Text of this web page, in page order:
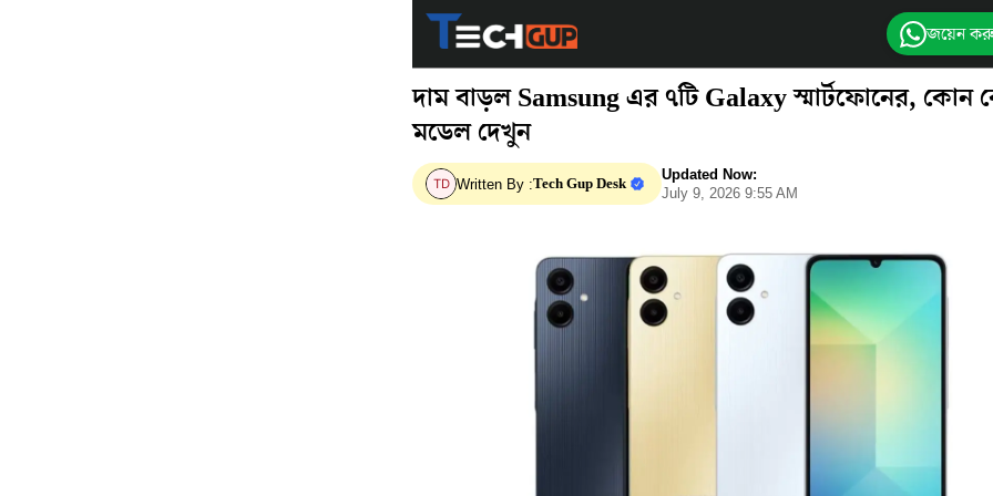
জয়েন
দাম বাড়ল Samsung এর ৭টি Galaxy স্মার্টফোনের, কোন
মডেল দেখুন
Written By :Tech Gup Desk
Updated Now:
July 9, 2026 9:55 AM